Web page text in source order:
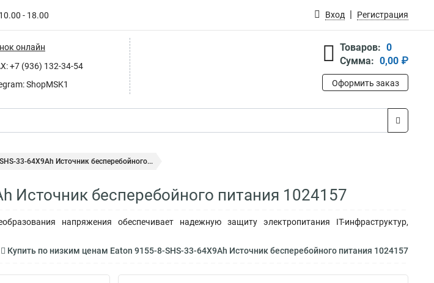
10.00 - 18.00 Вход Регистрация
онлайн
+7 (936) 132-34-54
ShopMSK1
Товаров: 0
Сумма: 0,00 ₽
Оформить заказ
33-64X9Ah Источник бесперебойного...
Источник бесперебойного питания 1024157
напряжения обеспечивает надежную защиту электропитания IT-инфраструктур,
Купить по низким ценам Eaton 9155-8-SHS-33-64X9Ah Источник бесперебойного питания 1024157